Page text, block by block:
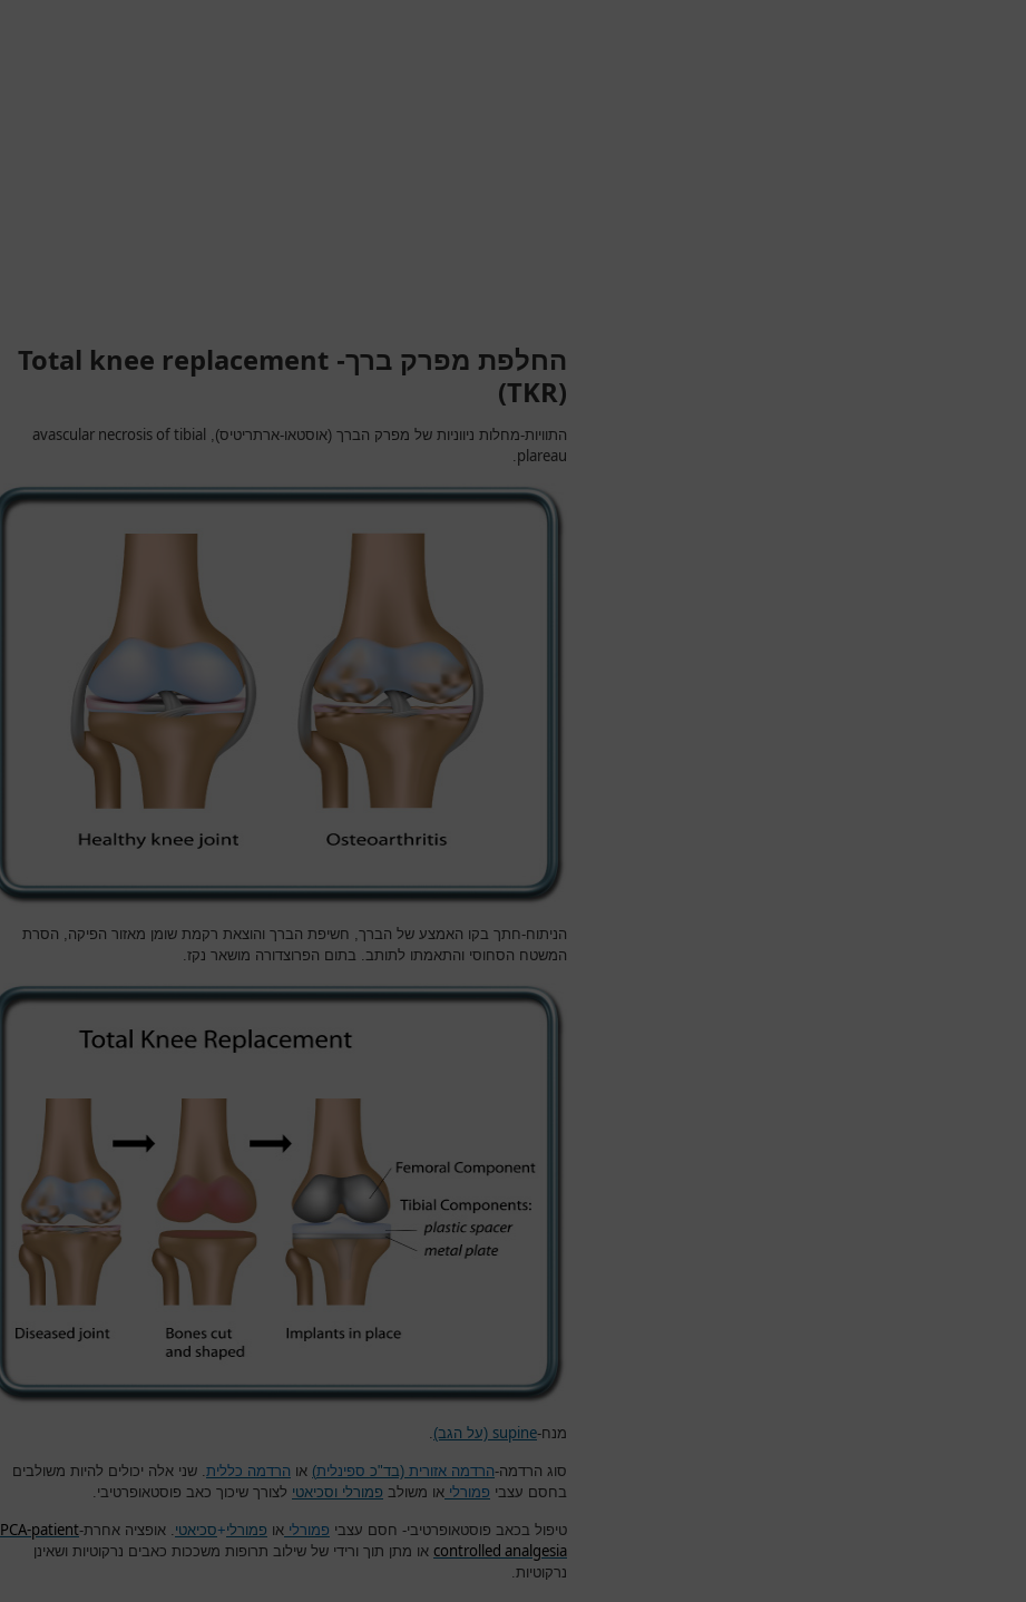
החלפת מפרק ברך- Total knee replacement
(TKR)
התוויות-מחלות ניווניות של מפרק הברך (אוסטאו-ארתריטיס), avascular necrosis of tibial
plareau
.
הניתוח-חתך בקו האמצע של הברך, חשיפת הברך והוצאת רקמת שומן מאזור הפיקה, הסרת
המשטח הסחוסי והתאמתו לתותב. בתום הפרוצדורה מושאר נקז.
מנח-supine (על הגב).
סוג הרדמה-הרדמה אזורית (בד"כ ספינלית) או הרדמה כללית. שני אלה יכולים להיות משולבים
בחסם עצבי פמורלי או משולב פמורלי וסכיאטי לצורך שיכוך כאב פוסטאופרטיבי.
טיפול בכאב פוסטאופרטיבי- חסם עצבי פמורלי או פמורלי+סכיאטי. אופציה אחרת-PCA-patient
controlled analgesia או מתן תוך ורידי של שילוב תרופות משככות כאבים נרקוטיות ושאינן
נרקוטיות.